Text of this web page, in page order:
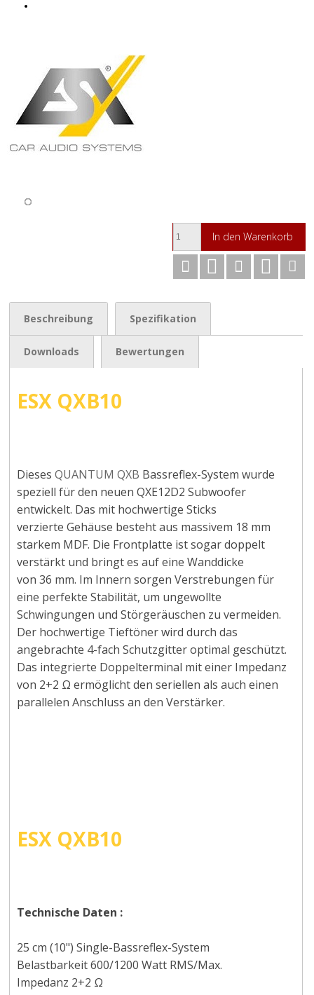
In den Warenkorb
Beschreibung Spezifikation
Downloads Bewertungen
ESX QXB10
Dieses QUANTUM QXB Bassreflex-System wurde
speziell für den neuen QXE12D2 Subwoofer
entwickelt. Das mit hochwertige Sticks
verzierte Gehäuse besteht aus massivem 18 mm
starkem MDF. Die Frontplatte ist sogar doppelt
verstärkt und bringt es auf eine Wanddicke
von 36 mm. Im Innern sorgen Verstrebungen für
eine perfekte Stabilität, um ungewollte
Schwingungen und Störgeräuschen zu vermeiden.
Der hochwertige Tieftöner wird durch das
angebrachte 4-fach Schutzgitter optimal geschützt.
Das integrierte Doppelterminal mit einer Impedanz
von 2+2 Ω ermöglicht den seriellen als auch einen
parallelen Anschluss an den Verstärker.
ESX QXB10
Technische Daten :
25 cm (10") Single-Bassreflex-System
Belastbarkeit 600/1200 Watt RMS/Max.
Impedanz 2+2 Ω